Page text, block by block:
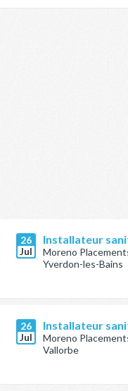
26
Jul
Installateur
Moreno
Yverdon-les-Bains
26
Jul
Installateur
Moreno
Vallorbe